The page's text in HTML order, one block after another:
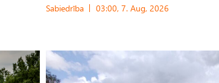
Sabiedrība 03:00, 7. Aug, 2026